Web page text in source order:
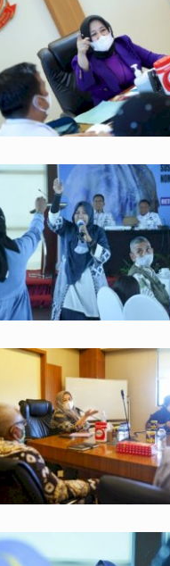
Citizen
Pemerintahan
Bulutangkis
Infotainment
Parenting